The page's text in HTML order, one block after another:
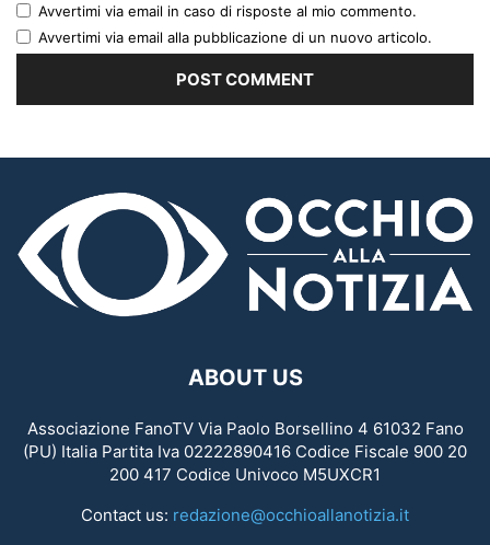
Avvertimi via email in caso di risposte al mio commento.
Avvertimi via email alla pubblicazione di un nuovo articolo.
ABOUT US
Associazione FanoTV Via Paolo Borsellino 4 61032 Fano
(PU) Italia Partita Iva 02222890416 Codice Fiscale 900 20
200 417 Codice Univoco M5UXCR1
Contact us: redazione@occhioallanotizia.it